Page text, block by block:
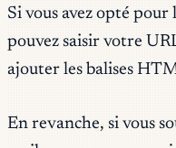
Si vous avez opté pour
pouvez saisir votre
ajouter les balises
En revanche, si vous